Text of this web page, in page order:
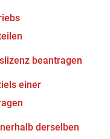
beantragen
einer
derselben